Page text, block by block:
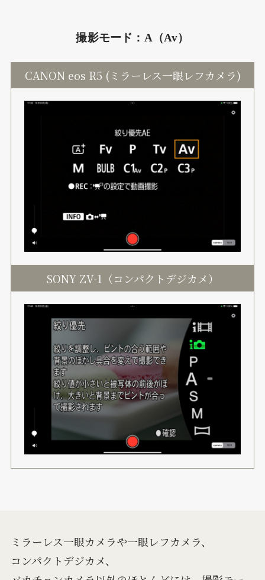
撮影モード：A（Av）
CANON eos R5 (ミラーレス一眼レフカメラ)
SONY ZV-1（コンパクトデジカメ）
ミラーレス一眼カメラや一眼レフカメラ、
コンパクトデジカメ、